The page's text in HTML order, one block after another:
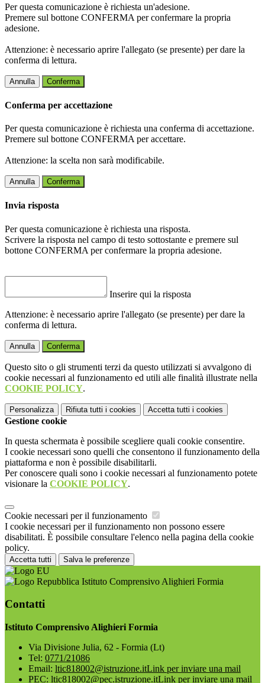
Per questa comunicazione è richiesta un'adesione.
Premere sul bottone CONFERMA per confermare la propria
adesione.
Attenzione: è necessario aprire l'allegato (se presente) per dare la
conferma di lettura.
Annulla Conferma
Conferma per accettazione
Per questa comunicazione è richiesta una conferma di accettazione.
Premere sul bottone CONFERMA per accettare.
Attenzione: la scelta non sarà modificabile.
Annulla Conferma
Invia risposta
Per questa comunicazione è richiesta una risposta.
Scrivere la risposta nel campo di testo sottostante e premere sul
bottone CONFERMA per confermare la propria adesione.
Inserire qui la risposta
Attenzione: è necessario aprire l'allegato (se presente) per dare la
conferma di lettura.
Annulla Conferma
Questo sito o gli strumenti terzi da questo utilizzati si avvalgono di
cookie necessari al funzionamento ed utili alle finalità illustrate nella
COOKIE POLICY.
Personalizza Rifiuta tutti i cookies Accetta tutti i cookies
Gestione cookie
In questa schermata è possibile scegliere quali cookie consentire.
I cookie necessari sono quelli che consentono il funzionamento della
piattaforma e non è possibile disabilitarli.
Per conoscere quali sono i cookie necessari al funzionamento potete
visionare la COOKIE POLICY.
Cookie necessari per il funzionamento
I cookie necessari per il funzionamento non possono essere
disabilitati. È possibile consultare l'elenco nella pagina della cookie
policy.
Accetta tutti Salva le preferenze
Istituto Comprensivo Alighieri Formia
Contatti
Istituto Comprensivo Alighieri Formia
Via Divisione Julia, 62 - Formia (Lt)
Tel: 0771/21086
Email: ltic818002@istruzione.itLink per inviare una mail
PEC: ltic818002@pec.istruzione.itLink per inviare una mail